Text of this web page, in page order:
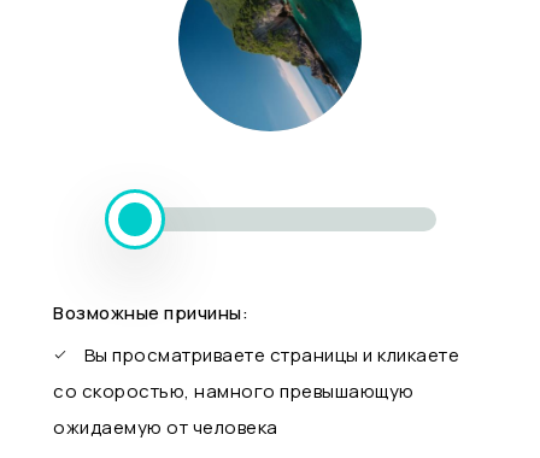
Возможные причины:
Вы просматриваете страницы и кликаете
со скоростью, намного превышающую
ожидаемую от человека